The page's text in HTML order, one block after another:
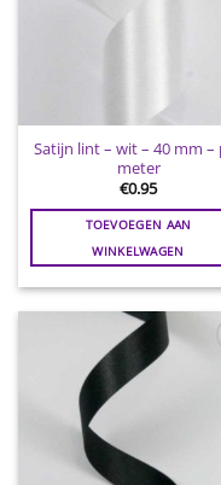
Satijn lint – wit – 40 mm –
meter
€0.95
TOEVOEGEN AAN
WINKELWAGEN